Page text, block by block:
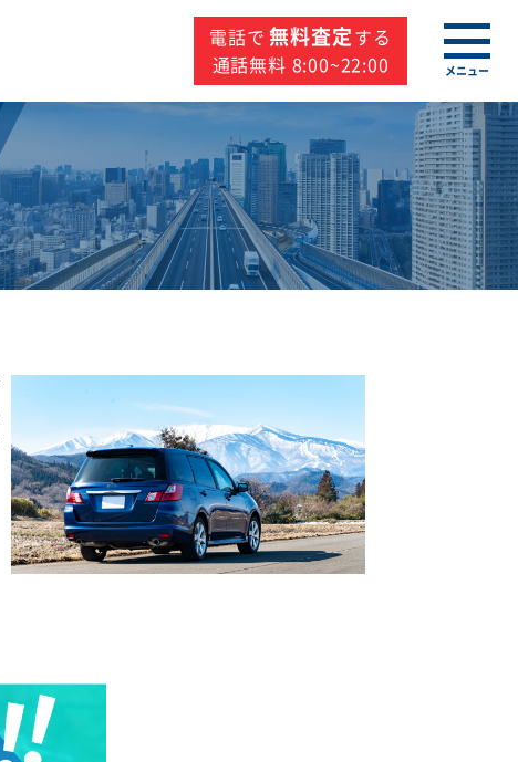
電話で 無料査定する
通話無料 8:00~22:00
メニュー